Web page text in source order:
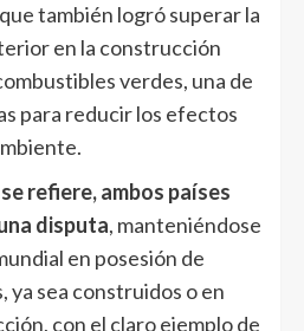
también logró superar la
en la construcción
verdes, una de
para reducir los efectos
refiere, ambos países
disputa, manteniéndose
en posesión de
sea construidos o en
con el claro ejemplo de